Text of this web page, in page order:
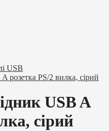
USB
розетка PS/2 вилка, сірий
USB A
сірий